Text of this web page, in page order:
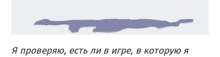
Я проверяю, есть ли в игре, в которую я